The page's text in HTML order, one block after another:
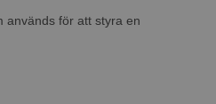
används för att styra en